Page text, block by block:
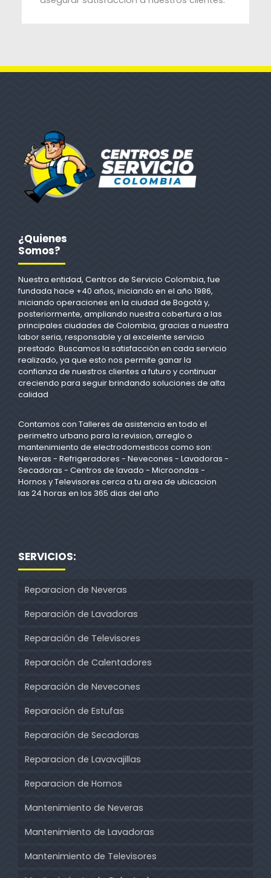
¿Quienes
Somos?
Nuestra entidad, Centros de Servicio Colombia, fue
fundada hace +40 años, iniciando en el año 1986,
iniciando operaciones en la ciudad de Bogotá y,
posteriormente, ampliando nuestra cobertura a las
principales ciudades de Colombia, gracias a nuestra
labor seria, responsable y al excelente servicio
prestado. Buscamos la satisfacción en cada servicio
realizado, ya que esto nos permite ganar la
confianza de nuestros clientes a futuro y continuar
creciendo para seguir brindando soluciones de alta
calidad
Contamos con Talleres de asistencia en todo el
perimetro urbano para la revision, arreglo o
mantenimiento de electrodomesticos como son:
Neveras - Refrigeradores - Nevecones - Lavadoras -
Secadoras - Centros de lavado - Microondas -
Hornos y Televisores cerca a tu area de ubicacion
las 24 horas en los 365 dias del año
SERVICIOS:
Reparacion de Neveras
Reparación de Lavadoras
Reparación de Televisores
Reparación de Calentadores
Reparación de Nevecones
Reparación de Estufas
Reparación de Secadoras
Reparacion de Lavavajillas
Reparacion de Hornos
Mantenimiento de Neveras
Mantenimiento de Lavadoras
Mantenimiento de Televisores